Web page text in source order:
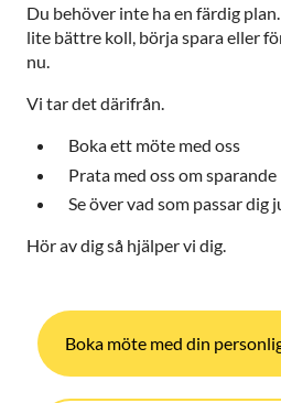
Du behöver inte ha en färdig
lite bättre koll, börja spara eller
nu.
Vi tar det därifrån.
Boka ett möte med oss
Prata med oss om sparande
Se över vad som passar dig
Hör av dig så hjälper vi dig.
Boka möte med din